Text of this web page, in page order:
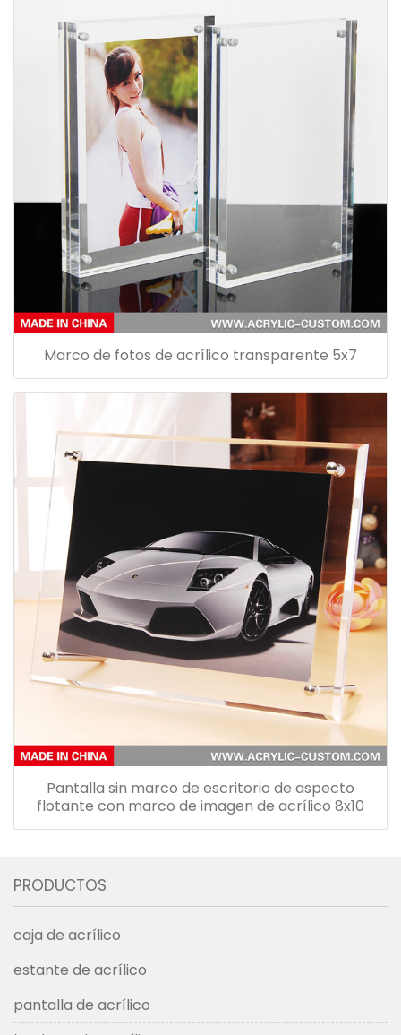
Marco de fotos de acrílico transparente 5x7
Pantalla sin marco de escritorio de aspecto
flotante con marco de imagen de acrílico 8x10
PRODUCTOS
caja de acrílico
estante de acrílico
pantalla de acrílico